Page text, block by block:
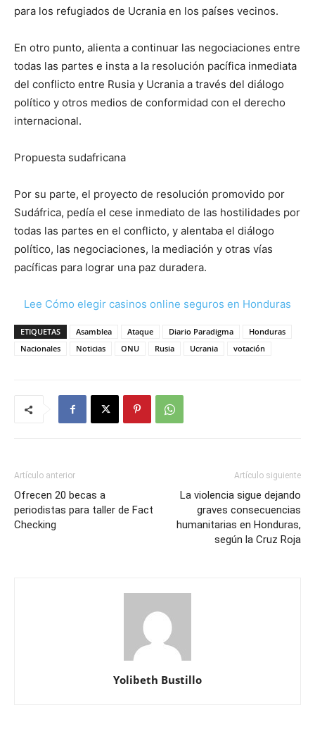
para los refugiados de Ucrania en los países vecinos.
En otro punto, alienta a continuar las negociaciones entre
todas las partes e insta a la resolución pacífica inmediata
del conflicto entre Rusia y Ucrania a través del diálogo
político y otros medios de conformidad con el derecho
internacional.
Propuesta sudafricana
Por su parte, el proyecto de resolución promovido por
Sudáfrica, pedía el cese inmediato de las hostilidades por
todas las partes en el conflicto, y alentaba el diálogo
político, las negociaciones, la mediación y otras vías
pacíficas para lograr una paz duradera.
Lee Cómo elegir casinos online seguros en Honduras
ETIQUETAS Asamblea Ataque Diario Paradigma
Honduras
Nacionales
Noticias ONU Rusia Ucrania votación
Artículo anterior
Ofrecen 20 becas a
periodistas para taller de Fact
Checking
Artículo siguiente
La violencia sigue dejando
graves consecuencias
humanitarias en Honduras,
según la Cruz Roja
Yolibeth Bustillo